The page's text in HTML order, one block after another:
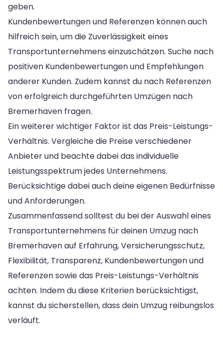
geben.
Kundenbewertungen und Referenzen können auch
hilfreich sein, um die Zuverlässigkeit eines
Transportunternehmens einzuschätzen. Suche nach
positiven Kundenbewertungen und Empfehlungen
anderer Kunden. Zudem kannst du nach Referenzen
von erfolgreich durchgeführten Umzügen nach
Bremerhaven fragen.
Ein weiterer wichtiger Faktor ist das Preis-Leistungs-
Verhältnis. Vergleiche die Preise verschiedener
Anbieter und beachte dabei das individuelle
Leistungsspektrum jedes Unternehmens.
Berücksichtige dabei auch deine eigenen Bedürfnisse
und Anforderungen.
Zusammenfassend solltest du bei der Auswahl eines
Transportunternehmens für deinen Umzug nach
Bremerhaven auf Erfahrung, Versicherungsschutz,
Flexibilität, Transparenz, Kundenbewertungen und
Referenzen sowie das Preis-Leistungs-Verhältnis
achten. Indem du diese Kriterien berücksichtigst,
kannst du sicherstellen, dass dein Umzug reibungslos
verläuft.